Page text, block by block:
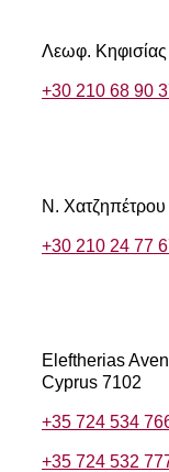
Λεωφ.
+30 210 68 90
Ν. Χατζηπέτρου
+30 210 24 77
Eleftherias
Cyprus 7102
+35 724 534
+35 724 532